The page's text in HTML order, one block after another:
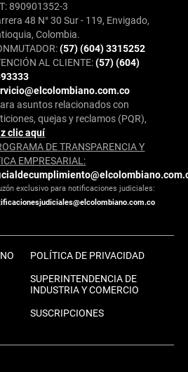
890901352-3
48 N° 30 Sur - 119, Envigado,
Colombia.
(57) (604) 3315252
AL CLIENTE:(57) (604)
asuntos relacionados con
quejas y reclamos (PQR),
clic aquí
DE TRANSPARENCIA Y
EMPRESARIAL:
exclusivo para notificaciones judiciales:
POLÍTICA DE PRIVACIDAD
SUPERINTENDENCIA DE
INDUSTRIA Y COMERCIO
SUSCRIPCIONES